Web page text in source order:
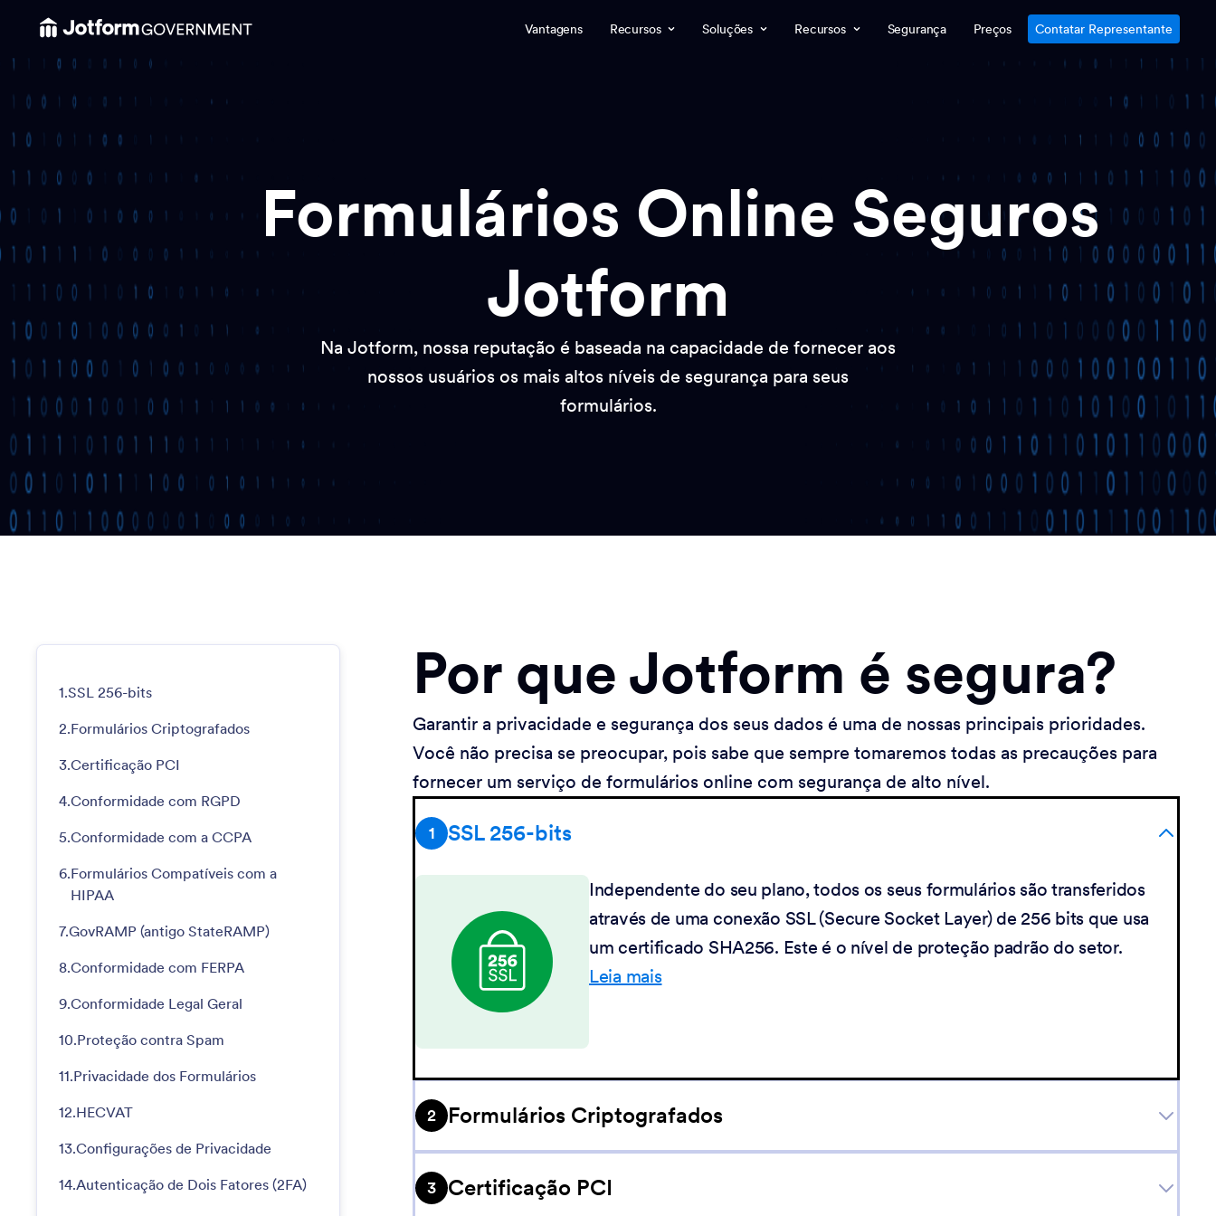
Vantagens Recursos Soluções Recursos Segurança Preços Contatar Representante
Formulários Online Seguros
Jotform
Na Jotform, nossa reputação é baseada na capacidade de fornecer aos
nossos usuários os mais altos níveis de segurança para seus
formulários.
1.SSL 256-bits
2.Formulários Criptografados
3.Certificação PCI
4.Conformidade com RGPD
5.Conformidade com a CCPA
6.Formulários Compatíveis com a
HIPAA
7.GovRAMP (antigo StateRAMP)
8.Conformidade com FERPA
9.Conformidade Legal Geral
10.Proteção contra Spam
11.Privacidade dos Formulários
12.HECVAT
13.Configurações de Privacidade
14.Autenticação de Dois Fatores (2FA)
Por que Jotform é segura?
Garantir a privacidade e segurança dos seus dados é uma de nossas principais prioridades.
Você não precisa se preocupar, pois sabe que sempre tomaremos todas as precauções para
fornecer um serviço de formulários online com segurança de alto nível.
1 SSL 256-bits
Independente do seu plano, todos os seus formulários são transferidos
através de uma conexão SSL (Secure Socket Layer) de 256 bits que usa
um certificado SHA256. Este é o nível de proteção padrão do setor.
Leia mais
2 Formulários Criptografados
submetidos sejam transferidos e armazenados em um formato seguro e
3 Certificação PCI